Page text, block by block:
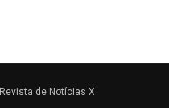
Revista de Notícias X